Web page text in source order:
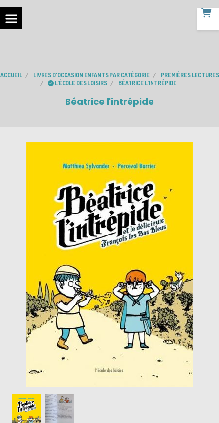
ACCUEIL LIVRES D'OCCASION ENFANTS PAR CATÉGORIE
PREMIÈRES LECTURES
L'ÉCOLE DES LOISIRS
BÉATRICE L'INTRÉPIDE
Béatrice l'intrépide